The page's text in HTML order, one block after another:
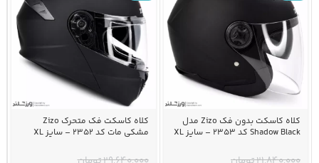
کلاه کاسکت بدون فک Zizo مدل
Shadow Black کد 2353 – سایز XL
کلاه کاسکت فک متحرک Zizo
مشکی مات کد 2352 – سایز XL